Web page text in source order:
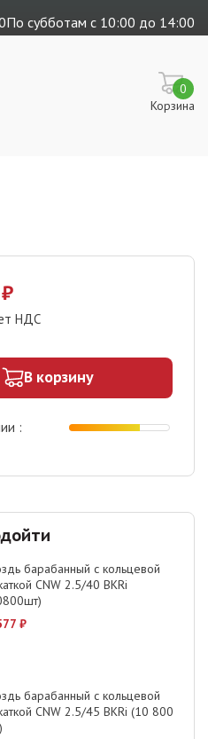
По субботам с 10:00 до 14:00
Корзина
0
₽
НДС
В корзину
барабанный с кольцевой
CNW 2.5/40 BKRi
₽
барабанный с кольцевой
CNW 2.5/45 BKRi (10 800